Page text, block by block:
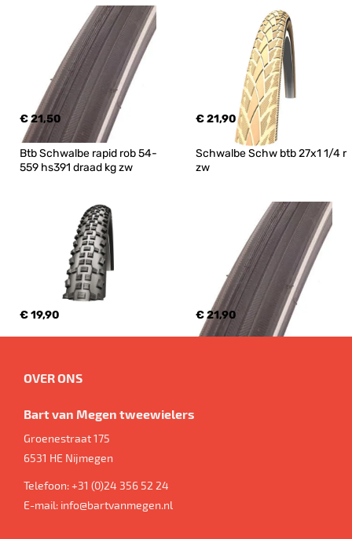
€ 21,50 € 21,90
Btb Schwalbe rapid rob 54-
559 hs391 draad kg zw
€ 19,90
Schwalbe Schw btb 27x1 1/4 r
zw
€ 21,90
OVER ONS
Bart van Megen tweewielers
Groenestraat 175
6531 HE Nijmegen
Telefoon:+31 (0)24 356 52 24
E-mail: info@bartvanmegen.nl